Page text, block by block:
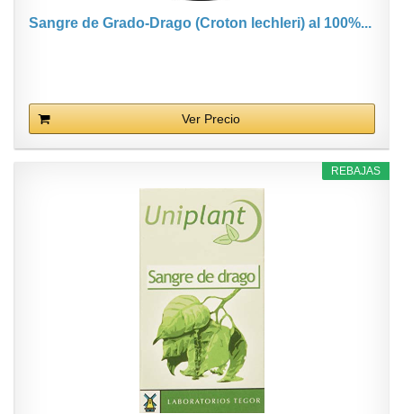
Sangre de Grado-Drago (Croton lechleri) al 100%...
Ver Precio
REBAJAS